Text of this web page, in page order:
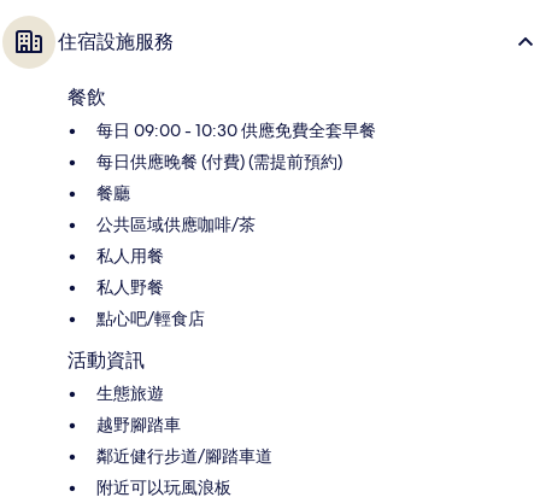
住宿設施服務
餐飲
每日 09:00 - 10:30 供應免費全套早餐
每日供應晚餐 (付費) (需提前預約)
餐廳
公共區域供應咖啡/茶
私人用餐
私人野餐
點心吧/輕食店
活動資訊
生態旅遊
越野腳踏車
鄰近健行步道/腳踏車道
附近可以玩風浪板